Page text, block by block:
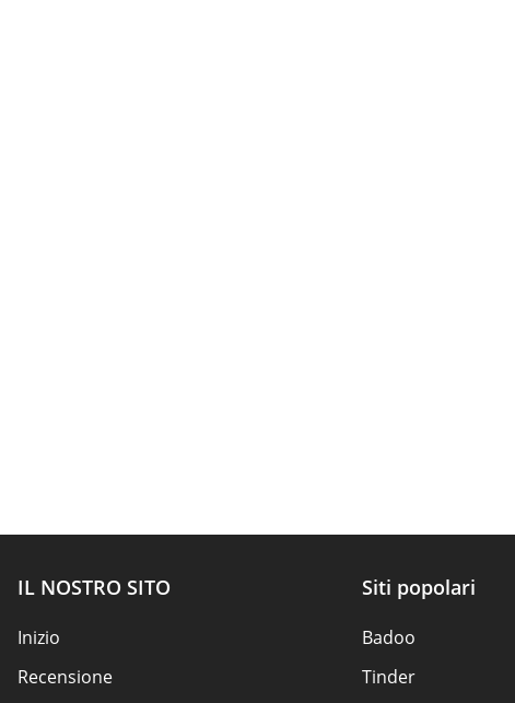
IL NOSTRO SITO
Inizio
Recensione
Siti popolari
Badoo
Tinder